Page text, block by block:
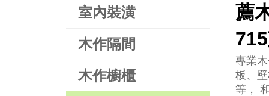
室內裝潢
木作隔間
木作櫥櫃
薦
專業
板、
等，